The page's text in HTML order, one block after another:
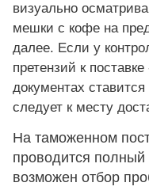
визуально
мешки с кофе на
далее. Если у
претензий к
документах
следует к месту
На таможенном
проводится
возможен отбор